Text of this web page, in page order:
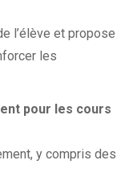
l’élève et propose
les
pour les cours
y compris des